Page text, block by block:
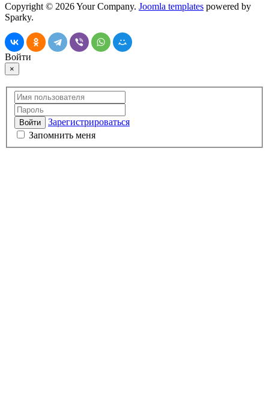
Copyright © 2026 Your Company. Joomla templates powered by
Sparky.
Войти
×
Войти
Зарегистрироваться
Запомнить меня